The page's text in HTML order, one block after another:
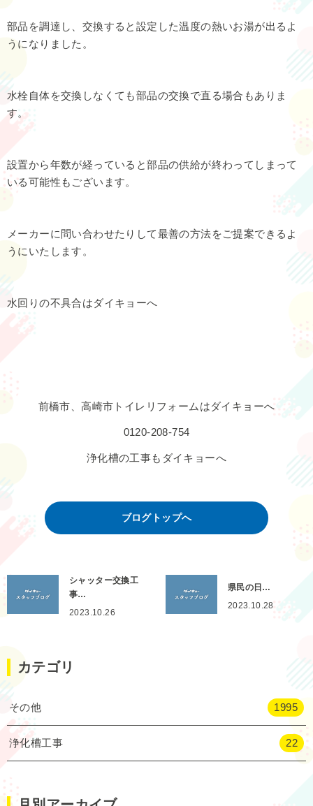
部品を調達し、交換すると設定した温度の熱いお湯が出るよ
うになりました。
水栓自体を交換しなくても部品の交換で直る場合もありま
す。
設置から年数が経っていると部品の供給が終わってしまって
いる可能性もございます。
メーカーに問い合わせたりして最善の方法をご提案できるよ
うにいたします。
水回りの不具合はダイキョーへ
前橋市、高崎市トイレリフォームはダイキョーへ
0120-208-754
浄化槽の工事もダイキョーへ
ブログトップへ
シャッター交換工
事…
2023.10.26
県民の日…
2023.10.28
カテゴリ
その他 1995
浄化槽工事 22